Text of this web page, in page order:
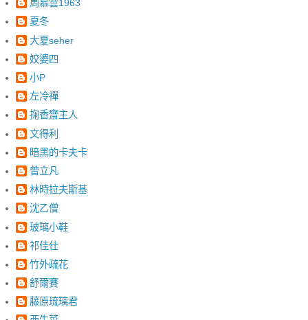
周慕雲1963
夏冬
大夏seher
姣婆四
小P
左冷禪
掬香齋主人
文得利
暗黑的卡夫卡
曾立凡
林時拉夫斯基
沈乙僧
玻璃小鞋
祁佳仕
竹外疏花
舒爾賽
藤原琉璃君